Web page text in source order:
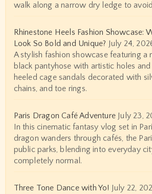
walk along a narrow dry ledge to
Rhinestone Heels Fashion Showcase:
Look So Bold and Unique? July 24,
A stylish fashion showcase featuring a
black pantyhose with artistic holes
heeled cage sandals decorated with
chains, and toe rings.
Paris Dragon Café Adventure July 23,
In this cinematic fantasy vlog set in
dragon wanders through cafés, the
public parks, blending into everyday
completely normal.
Three Tone Dance with Yo! July 22,